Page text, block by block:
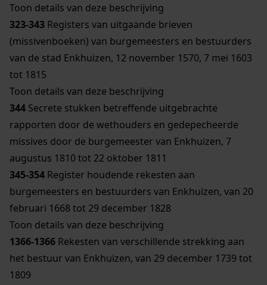
Toon details van deze beschrijving
323-343 Registers van uitgaande brieven
(missivenboeken) van burgemeesters en bestuurders
van de stad Enkhuizen, 12 november 1570, 7 mei 1603
tot 1815
Toon details van deze beschrijving
344 Secrete stukken betreffende uitgebrachte
rapporten door de wethouders en gedepecheerde
missives door de burgemeester van Enkhuizen, 7
augustus 1810 tot 22 oktober 1811
345-354 Register houdende rekesten aan
burgemeesters en bestuurders van Enkhuizen, van 20
februari 1668 tot 29 december 1828
Toon details van deze beschrijving
1366-1366 Rekesten van verschillende strekking aan
het bestuur van Enkhuizen, van 29 december 1739 tot
1809